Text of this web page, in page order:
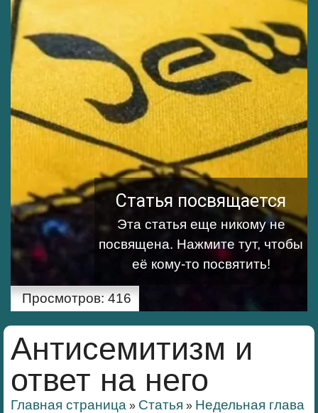
Статья посвящается
Эта статья еще никому не
посвящена. Нажмите тут, чтобы
её кому-то посвятить!
Просмотров: 416
Антисемитизм и
ответ на него
Главная страница » Статья » Недельная глава